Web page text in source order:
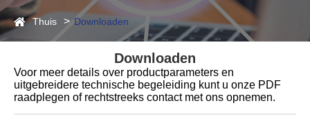
Thuis Downloaden
Downloaden
Voor meer details over productparameters en
uitgebreidere technische begeleiding kunt u onze PDF
raadplegen of rechtstreeks contact met ons opnemen.